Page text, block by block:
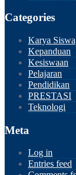
Categories
Karya Siswa
Kepanduan
Kesiswaan
Pelajaran
Pendidikan
PRESTASI
Teknologi
Meta
Log in
Entries feed